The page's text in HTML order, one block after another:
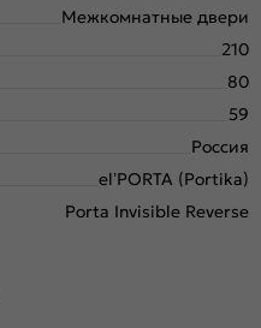
Межкомнатные двери
210
80
59
Россия
el’PORTA (Portika)
Porta Invisible Reverse